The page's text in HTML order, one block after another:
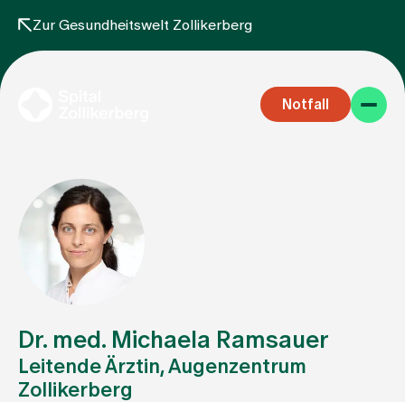
Zur Gesundheitswelt Zollikerberg
Notfall
Fachbereiche
Aufenthalt
Team
Dr. med. Michaela Ramsauer
Leitende Ärztin, Augenzentrum
Zollikerberg